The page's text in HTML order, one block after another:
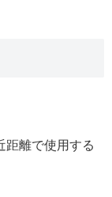
離で使用する